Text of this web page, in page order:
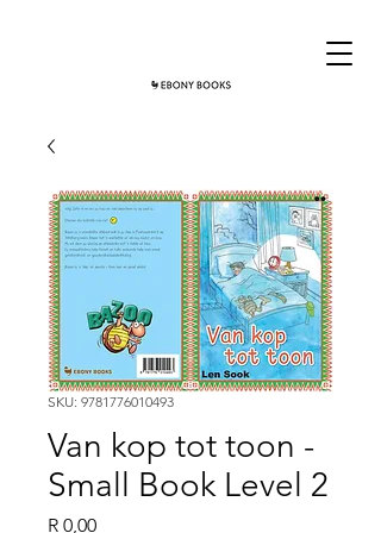
SKU: 9781776010493
Van kop tot toon -
Small Book Level 2
R 0,00Price